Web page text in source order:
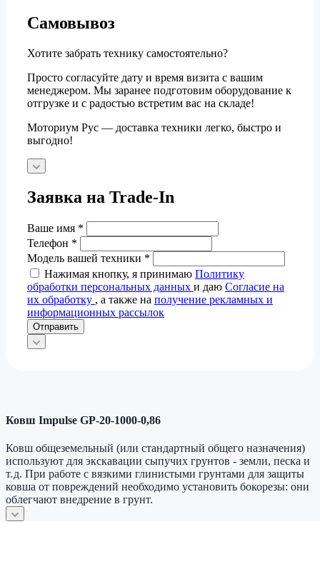
Самовывоз
Хотите забрать технику самостоятельно?
Просто согласуйте дату и время визита с вашим
менеджером. Мы заранее подготовим оборудование к
отгрузке и с радостью встретим вас на складе!
Моториум Рус — доставка техники легко, быстро и
выгодно!
Заявка на Trade-In
Ваше имя *
Телефон *
Модель вашей техники *
Нажимая кнопку, я принимаю Политику
обработки персональных данных и даю Согласие на
их обработку , а также на получение рекламных и
информационных рассылок
Отправить
Ковш Impulse GP-20-1000-0,86
Ковш общеземельный (или стандартный общего назначения)
используют для экскавации сыпучих грунтов - земли, песка и
т. д. При работе с вязкими глинистыми грунтами для защиты
ковша от повреждений необходимо установить бокорезы: они
облегчают внедрение в грунт.